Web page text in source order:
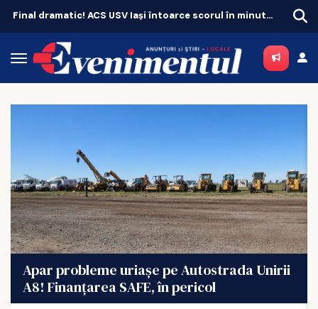
Zeci de locuri de joacă vor fi modernizate, iar cartierele vor avea zone de fitness
Apar probleme uriașe pe Autostrada Unirii
A8! Finanțarea SAFE, în pericol